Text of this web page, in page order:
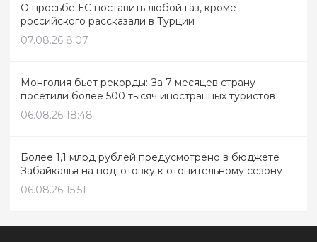
О просьбе ЕС поставить любой газ, кроме
российского рассказали в Турции
07.08.26 8:07
Монголия бьет рекорды: За 7 месяцев страну
посетили более 500 тысяч иностранных туристов
06.08.26 18:48
Более 1,1 млрд рублей предусмотрено в бюджете
Забайкалья на подготовку к отопительному сезону
06.08.26 15:51